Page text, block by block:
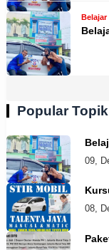
Belajar
Popular Topik
09,
08,